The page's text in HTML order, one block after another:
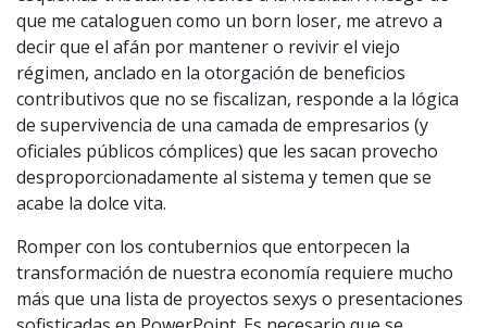
que me cataloguen como un born loser, me atrevo a
decir que el afán por mantener o revivir el viejo
régimen, anclado en la otorgación de beneficios
contributivos que no se fiscalizan, responde a la lógica
de supervivencia de una camada de empresarios (y
oficiales públicos cómplices) que les sacan provecho
desproporcionadamente al sistema y temen que se
acabe la dolce vita.
Romper con los contubernios que entorpecen la
transformación de nuestra economía requiere mucho
más que una lista de proyectos sexys o presentaciones